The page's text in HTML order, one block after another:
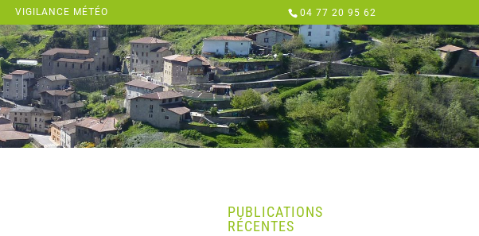
04 77 20 95 62
VIGILANCE MÉTÉO
PUBLICATIONS
RÉCENTES